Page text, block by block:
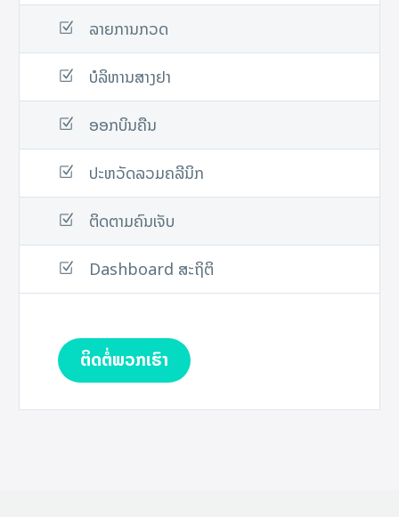
ລາຍການກວດ
ບໍລິຫານສາງຢາ
ອອກບິນຄືນ
ປະຫວັດລວມຄລີນິກ
ຕິດຕາມຄົນເຈັບ
Dashboard ສະຖິຕິ
ຕິດຕໍ່ພວກເຮົາ